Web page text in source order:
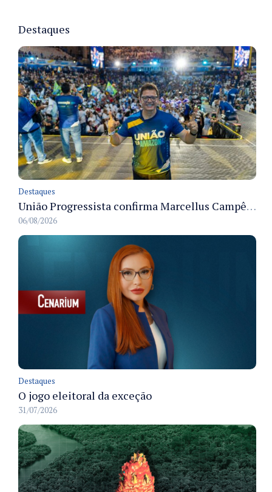
Destaques
Destaques
União Progressista confirma Marcellus Campêlo como candidato a deputado estadual
06/08/2026
Destaques
O jogo eleitoral da exceção
31/07/2026